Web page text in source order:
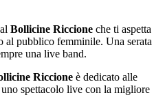
Bollicine Riccione che ti aspetta
al pubblico femminile. Una serata
una live band.
Riccione è dedicato alle
spettacolo live con la migliore